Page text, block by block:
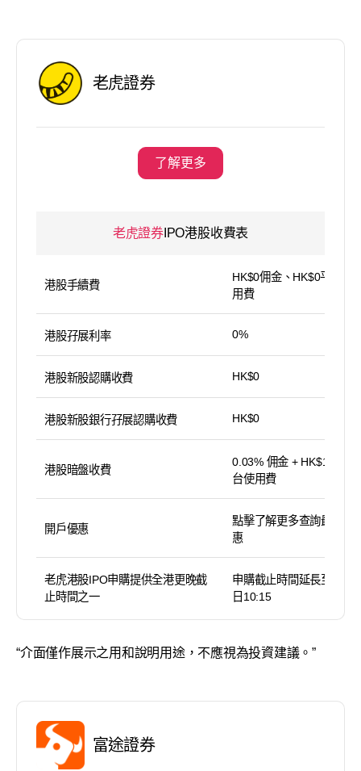
老虎證券
了解更多
老虎證券IPO港股收費表
港股手續費
HK$0佣金、HK$0平台使
用費
港股孖展利率 0%
港股新股認購收費 HK$0
港股新股銀行孖展認購收費 HK$0
港股暗盤收費
0.03% 佣金 + HK$15 平
台使用費
開戶優惠
點擊了解更多查詢最新優
惠
老虎港股IPO申購提供全港更晚截
止時間之一
申購截止時間延長至截止
日10:15
“介面僅作展示之用和說明用途，不應視為投資建議。”
富途證券